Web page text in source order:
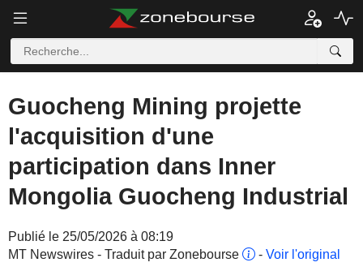
Guocheng Mining projette
l'acquisition d'une
participation dans Inner
Mongolia Guocheng Industrial
Publié le 25/05/2026 à 08:19
MT Newswires - Traduit par Zonebourse
- Voir l'original